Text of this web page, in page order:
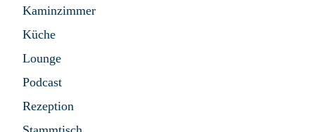
Kaminzimmer
Küche
Lounge
Podcast
Rezeption